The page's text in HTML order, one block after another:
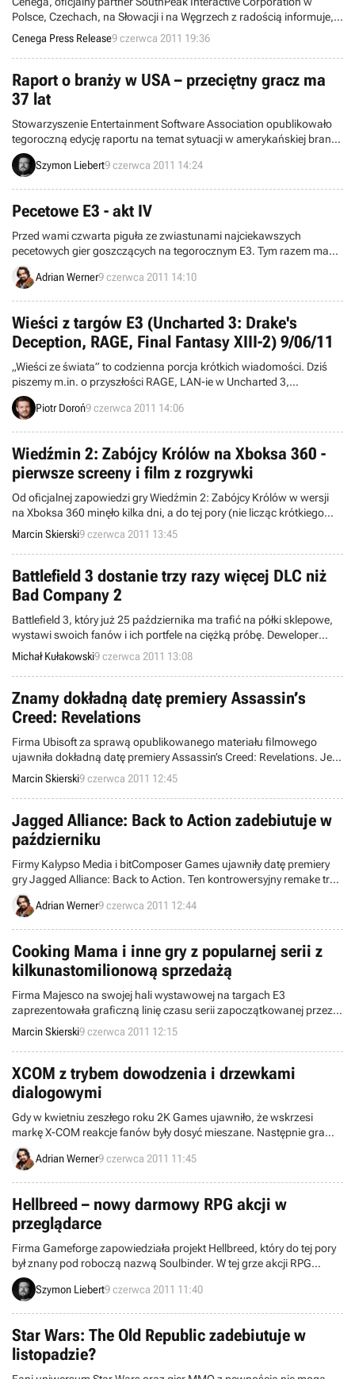
Polsce, Czechach, na Słowacji i na Węgrzech z radością informuje,
że już we wrześniu ukaże się trzecia część Twierdzy...
Cenega Press Release9 czerwca 2011 19:36
Raport o branży w USA – przeciętny gracz ma
37 lat
Stowarzyszenie Entertainment Software Association opublikowało
tegoroczną edycję raportu na temat sytuacji w amerykańskiej branży
rozrywki elektronicznej. Wyniki pokazują, że nastąpił nieznaczny
przyrost liczby grających kobiet oraz wzrost średniej wieku
Szymon Liebert9 czerwca 2011 14:24
Pecetowe E3 - akt IV
Przed wami czwarta piguła ze zwiastunami najciekawszych
pecetowych gier goszczących na tegorocznym E3. Tym razem mam
dla was m.in. fenomenalne intro z Star Wars: The Old Republic oraz
filmiki z nowego Hitmana, Sword of the Stars II, King Arthur II, The
Adrian Werner9 czerwca 2011 14:10
Wieści z targów E3 (Uncharted 3: Drake's
Deception, RAGE, Final Fantasy XIII-2) 9/06/11
„Wieści ze świata” to codzienna porcja krótkich wiadomości. Dziś
piszemy m.in. o przyszłości RAGE, LAN-ie w Uncharted 3,
inspirowaniu się Red Dead Redemption przez twórców Final Fantasy
XIII-2, a także braku blokady regionalnej w PS Vita. Zapraszamy do
Piotr Doroń9 czerwca 2011 14:06
Wiedźmin 2: Zabójcy Królów na Xboksa 360 -
pierwsze screeny i film z rozgrywki
Od oficjalnej zapowiedzi gry Wiedźmin 2: Zabójcy Królów w wersji
na Xboksa 360 minęło kilka dni, a do tej pory (nie licząc krótkiego
zwiastuna) nie mogliśmy zobaczyć jej w akcji. Na targach E3 studio
CD Projekt RED odsłoniło karty i zaprezentowało ją w ruchu wraz z
kilkoma screenami.
Marcin Skierski9 czerwca 2011 13:45
Battlefield 3 dostanie trzy razy więcej DLC niż
Bad Company 2
Battlefield 3, który już 25 października ma trafić na półki sklepowe,
wystawi swoich fanów i ich portfele na ciężką próbę. Deweloper
poinformował bowiem na spotkaniu z inwestorami, że już na starcie
zapewni bardzo duże wsparcie dla tytułu, oferując bogatą paletę
różnego rodzaju DLC.
Michał Kułakowski9 czerwca 2011 13:08
Znamy dokładną datę premiery Assassin’s
Creed: Revelations
Firma Ubisoft za sprawą opublikowanego materiału filmowego
ujawniła dokładną datę premiery Assassin’s Creed: Revelations. Jest
to zaskakujący ruch zważywszy na fakt, że jeszcze na niedawnej
konferencji nie zdecydowano się na stosowne ogłoszenie.
Marcin Skierski9 czerwca 2011 12:45
Jagged Alliance: Back to Action zadebiutuje w
październiku
Firmy Kalypso Media i bitComposer Games ujawniły datę premiery
gry Jagged Alliance: Back to Action. Ten kontrowersyjny remake trafi
na półki sklepowe w październiku.
Adrian Werner9 czerwca 2011 12:44
Cooking Mama i inne gry z popularnej serii z
kilkunastomilionową sprzedażą
Firma Majesco na swojej hali wystawowej na targach E3
zaprezentowała graficzną linię czasu serii zapoczątkowanej przez
wydane w 2006 roku Cooking Mama. Przy okazji poznaliśmy
świetne wyniki sprzedaży całego cyklu.
Marcin Skierski9 czerwca 2011 12:15
XCOM z trybem dowodzenia i drzewkami
dialogowymi
Gdy w kwietniu zeszłego roku 2K Games ujawniło, że wskrzesi
markę X-COM reakcje fanów były dosyć mieszane. Następnie gra
gościła na zeszłorocznym E3, ale potem słuch o niej zaginał. Teraz
dowiedzieliśmy się, jakie zmiany wprowadzono w ciągu tych
Adrian Werner9 czerwca 2011 11:45
Hellbreed – nowy darmowy RPG akcji w
przeglądarce
Firma Gameforge zapowiedziała projekt Hellbreed, który do tej pory
był znany pod roboczą nazwą Soulbinder. W tej grze akcji RPG
zmierzymy się z hordami przeciwników w trybie solowym lub
wieloosobowym. Twórcy przekonują, że produkcja zaskoczy nas
Szymon Liebert9 czerwca 2011 11:40
Star Wars: The Old Republic zadebiutuje w
listopadzie?